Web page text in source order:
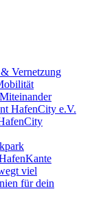
Vernetzung
HafenCity e.V.
viel
für dein